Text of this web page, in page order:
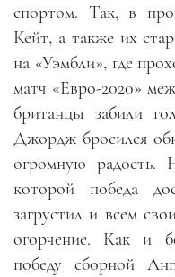
спортом. Так, в
Кейт, а также их
на «Уэмбли», где
матч «Евро-2020»
британцы забили
Джордж бросился
огромную радость.
которой победа
загрустил и всем
огорчение. Как и
победу сборной